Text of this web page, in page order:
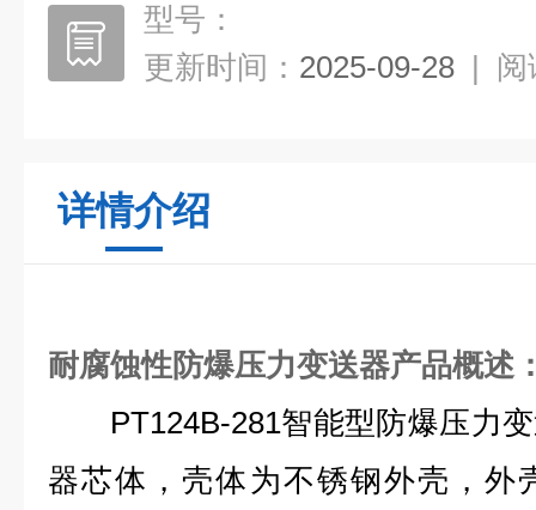
型号：
更新时间： 2025-09-28 | 阅
详情介绍
耐腐蚀性防爆压力变送器产品概述
PT124B-281智能型防爆压力变
器芯体，壳体为不锈钢外壳，外